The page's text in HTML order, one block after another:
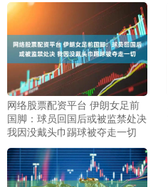
网络股票配资平台 伊朗女足前
国脚：球员回国后或被监禁处决
我因没戴头巾踢球被夺走一切